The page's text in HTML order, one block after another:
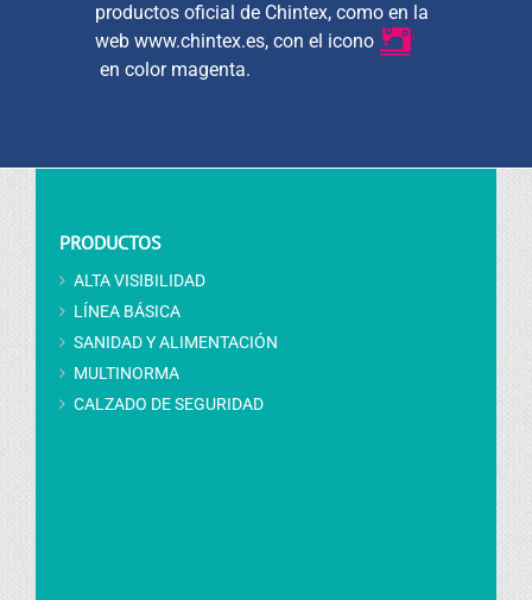
productos oficial de Chintex, como en la
web www.chintex.es, con el icono
en color magenta.
PRODUCTOS
ALTA VISIBILIDAD
LÍNEA BÁSICA
SANIDAD Y ALIMENTACIÓN
MULTINORMA
CALZADO DE SEGURIDAD